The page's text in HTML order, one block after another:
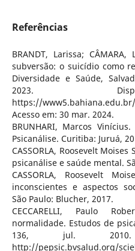
Referências
BRANDT, Larissa;
subversão: o suicídio como
Diversidade e Saúde,
2023.
https://
Acesso em: 30 mar. 2024.
BRUNHARI, Marcos
Psicanálise. Curitiba: Juruá,
CASSORLA, Roosevelt
psicanálise e saúde mental.
CASSORLA, Roosevelt
inconscientes e aspectos
São Paulo: Blucher, 2017.
CECCARELLI, Paulo
normalidade. Estudos de
136, jul. 2010.
http://pepsic.bvsalud.org/